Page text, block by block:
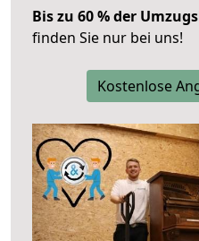
Bis zu 60 % der
finden Sie nur bei uns!
Kostenlose